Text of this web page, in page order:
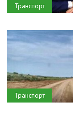
Транспорт
Транспорт